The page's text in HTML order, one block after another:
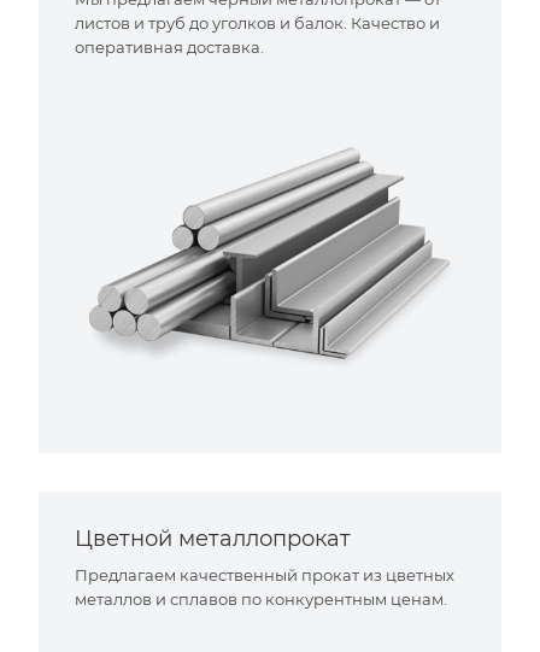
листов и труб до уголков и балок. Качество и
оперативная доставка.
Цветной металлопрокат
Предлагаем качественный прокат из цветных
металлов и сплавов по конкурентным ценам.